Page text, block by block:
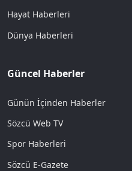
Hayat Haberleri
Dünya Haberleri
Güncel Haberler
Günün İçinden Haberler
Sözcü Web TV
Spor Haberleri
Sözcü E-Gazete